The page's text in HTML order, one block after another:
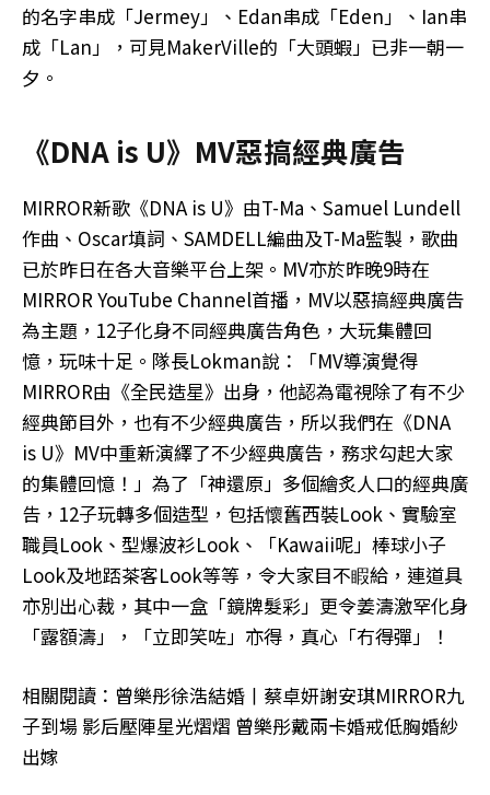
的名字串成「Jermey」、Edan串成「Eden」、Ian串
成「Lan」，可見MakerVille的「大頭蝦」已非一朝一
夕。
《DNA is U》MV惡搞經典廣告
MIRROR新歌《DNA is U》由T-Ma、Samuel Lundell
作曲、Oscar填詞、SAMDELL編曲及T-Ma監製，歌曲
已於昨日在各大音樂平台上架。MV亦於昨晚9時在
MIRROR YouTube Channel首播，MV以惡搞經典廣告
為主題，12子化身不同經典廣告角色，大玩集體回
憶，玩味十足。隊長Lokman說：「MV導演覺得
MIRROR由《全民造星》出身，他認為電視除了有不少
經典節目外，也有不少經典廣告，所以我們在《DNA
is U》MV中重新演繹了不少經典廣告，務求勾起大家
的集體回憶！」為了「神還原」多個繪炙人口的經典廣
告，12子玩轉多個造型，包括懷舊西裝Look、實驗室
職員Look、型爆波衫Look、「Kawaii呢」棒球小子
Look及地踎茶客Look等等，令大家目不睱給，連道具
亦別出心裁，其中一盒「鏡牌髮彩」更令姜濤激罕化身
「露額濤」，「立即笑咗」亦得，真心「冇得彈」！
相關閱讀：曾樂彤徐浩結婚丨蔡卓妍謝安琪MIRROR九
子到場 影后壓陣星光熠熠 曾樂彤戴兩卡婚戒低胸婚紗
出嫁